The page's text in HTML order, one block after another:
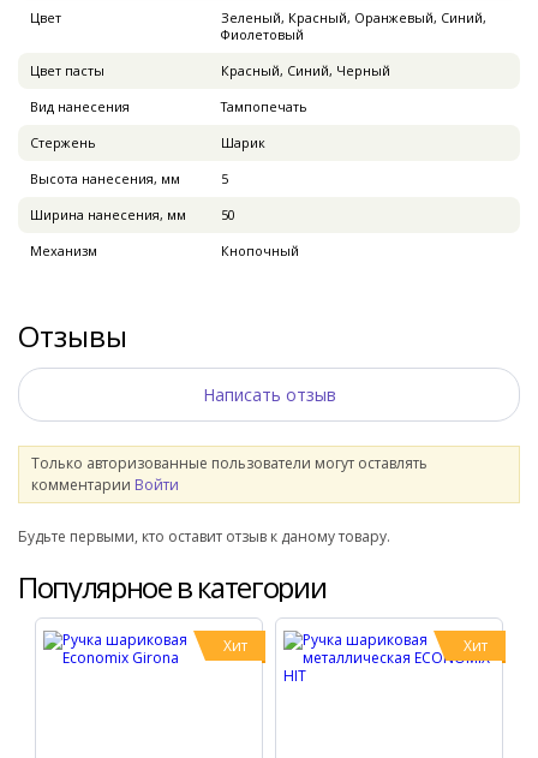
Цвет
Зеленый, Красный, Оранжевый, Синий,
Фиолетовый
Цвет пасты
Красный, Синий, Черный
Вид нанесения
Тампопечать
Стержень
Шарик
Высота нанесения, мм
5
Ширина нанесения, мм
50
Механизм
Кнопочный
Отзывы
Написать отзыв
Только авторизованные пользователи могут оставлять
комментарии Войти
Будьте первыми, кто оставит отзыв к даному товару.
Популярное в категории
Хит Хит